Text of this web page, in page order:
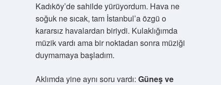
Kadıköy’de sahilde yürüyordum. Hava ne
soğuk ne sıcak, tam İstanbul’a özgü o
kararsız havalardan biriydi. Kulaklığımda
müzik vardı ama bir noktadan sonra müziği
duymamaya başladım.
Aklımda yine aynı soru vardı: Güneş ve